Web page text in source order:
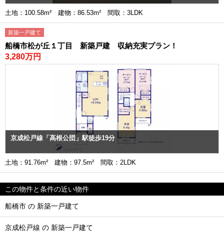
土地：100.58m² 建物：86.53m² 間取：3LDK
新築一戸建て
船橋市松が丘１丁目 新築戸建 収納充実プラン！
3,280万円
京成松戸線「高根公団」駅徒歩19分
土地：91.76m² 建物：97.5m² 間取：2LDK
この物件と条件の近い物件
船橋市 の 新築一戸建て
京成松戸線 の 新築一戸建て